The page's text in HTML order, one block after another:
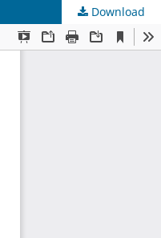
Download